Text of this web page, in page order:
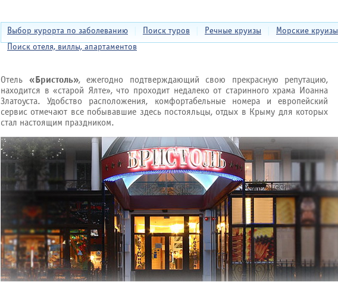
Выбор курорта по заболеванию Поиск туров Речные круизы Морские круизы
Поиск отеля, виллы, апартаментов
Отель «Бристоль», ежегодно подтверждающий свою прекрасную репутацию,
находится в «старой Ялте», что проходит недалеко от старинного храма Иоанна
Златоуста. Удобство расположения, комфортабельные номера и европейский
сервис отмечают все побывавшие здесь постояльцы, отдых в Крыму для которых
стал настоящим праздником.